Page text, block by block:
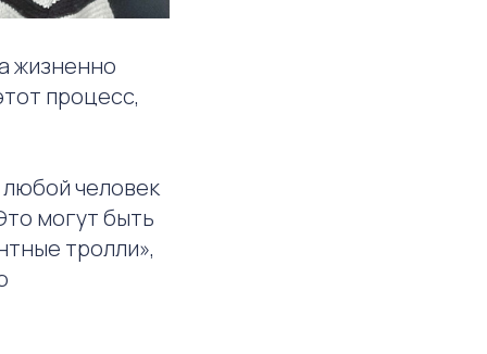
жизненно
процесс,
человек
могут быть
тролли»,